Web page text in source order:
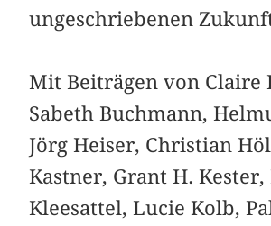
ungeschriebenen
Mit Beiträgen von Claire
Sabeth Buchmann,
Jörg Heiser, Christian
Kastner, Grant H. Kester,
Kleesattel, Lucie Kolb,